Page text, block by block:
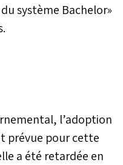
système Bachelor»
l’adoption
prévue pour cette
a été retardée en